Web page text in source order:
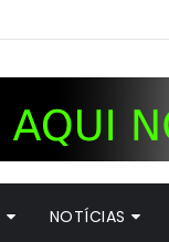
NOTÍCIAS